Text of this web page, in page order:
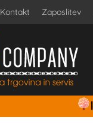
Kontakt Zaposlitev